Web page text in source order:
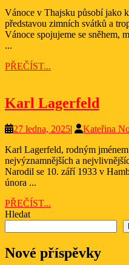
2026
Vánoce v Thajsku působí jako krásný kontrast mezi tradiční
představou zimních svátků a
Vánoce spojujeme se sněhem,
...
PŘEČÍST...
Karl Lagerfeld
27 ledna, 202527
2025
| Kateřina
Karl Lagerfeld, rodným jménem Karl Otto Lagerfeldt, byl jedním z
nejvýznamnějších a
Narodil se 10. září 1933 v
února ...
PŘEČÍST...
Hledat
Nové příspěvky